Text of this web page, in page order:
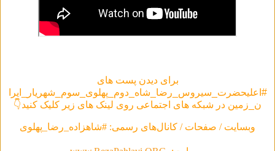
برای دیدن پست های
#اعلیحضرت_سیروس_رضا_شاه_دوم_پهلوی_سوم_شهریار_ایرا
ن_زمین در شبکه های اجتماعی روی لینک های زیر کلیک کنید👇
وبسایت / صفحات / کانال‌های رسمی: #شاهزاده_رضا_پهلوی